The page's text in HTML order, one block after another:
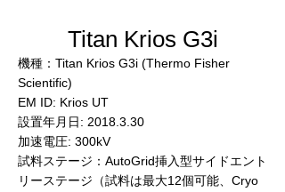
Titan Krios G3i
機種：Titan Krios G3i (Thermo Fisher
Scientific)
EM ID: Krios UT
設置年月日: 2018.3.30
加速電圧: 300kV
試料ステージ：AutoGrid挿入型サイドエント
リーステージ（試料は最大12個可能、Cryo